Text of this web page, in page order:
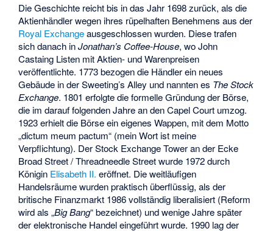
Die Geschichte reicht bis in das Jahr 1698 zurück, als die
Aktienhändler wegen ihres rüpelhaften Benehmens aus der
Royal Exchangeausgeschlossen wurden. Diese trafen
sich danach inJonathan’s Coffee-House, wo John
Castaing Listen mit Aktien- und Warenpreisen
veröffentlichte. 1773 bezogen die Händler ein neues
Gebäude in der Sweeting’s Alley und nannten es The Stock
Exchange. 1801 erfolgte die formelle Gründung der Börse,
die im darauf folgenden Jahre an den Capel Court umzog.
1923 erhielt die Börse ein eigenes Wappen, mit dem Motto
„dictum meum pactum“ (mein Wort ist meine
Verpflichtung). DerStock Exchange Toweran der Ecke
Broad Street /Threadneedle Streetwurde 1972 durch
Königin Elisabeth II. eröffnet. Die weitläufigen
Handelsräume wurden praktisch überflüssig, als der
britische Finanzmarkt 1986 vollständig liberalisiert (Reform
wird als „Big Bang“ bezeichnet) und wenige Jahre später
der elektronische Handel eingeführt wurde. 1990 lag der